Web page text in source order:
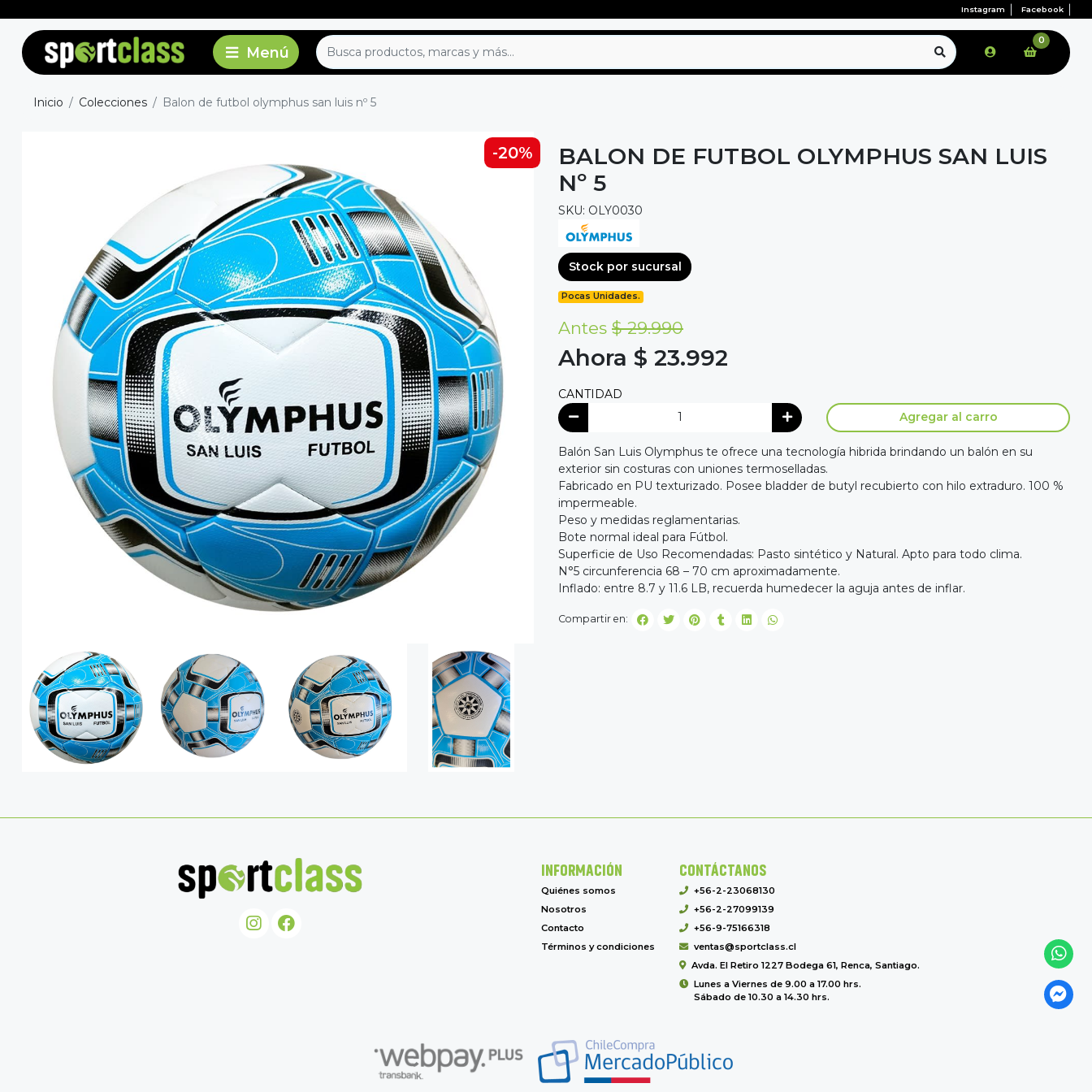
Instagram Facebook
0
Inicio Colecciones Balon de futbol olymphus san luis nº 5
-20%
BALON DE FUTBOL OLYMPHUS SAN LUIS
Nº 5
SKU: OLY0030
Stock por sucursal
Pocas Unidades.
Antes $ 29.990
Ahora $ 23.992
CANTIDAD
Agregar al carro
Balón San Luis Olymphus te ofrece una tecnología hibrida brindando un balón en su
exterior sin costuras con uniones termoselladas.
Fabricado en PU texturizado. Posee bladder de butyl recubierto con hilo extraduro. 100 %
impermeable.
Peso y medidas reglamentarias.
Bote normal ideal para Fútbol.
Superficie de Uso Recomendadas: Pasto sintético y Natural. Apto para todo clima.
N°5 circunferencia 68 – 70 cm aproximadamente.
Inflado: entre 8.7 y 11.6 LB, recuerda humedecer la aguja antes de inflar.
Compartir en:
INFORMACIÓN
Quiénes somos
Nosotros
Contacto
Términos y condiciones
CONTÁCTANOS
+56-2-23068130
+56-2-27099139
+56-9-75166318
ventas@sportclass.cl
Avda. El Retiro 1227 Bodega 61, Renca, Santiago.
Lunes a Viernes de 9.00 a 17.00 hrs.
Sábado de 10.30 a 14.30 hrs.